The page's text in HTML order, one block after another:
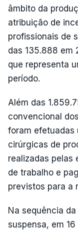
âmbito da
atribuição de
profissionais de
das 135.888 em
que representa
período.
Além das
convencional
foram efetuadas
cirúrgicas de
realizadas pelas
de trabalho e
previstos para a
Na sequência
suspensa, em